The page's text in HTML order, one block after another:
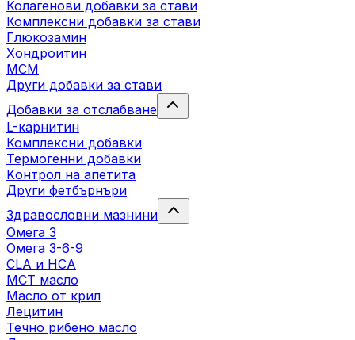
Колагенови добавки за стави
Комплексни добавки за стави
Глюкозамин
Хондроитин
МСМ
Други добавки за стави
Добавки за отслабване
L-карнитин
Комплексни добавки
Термогенни добавки
Kонтрол на апетита
Други фетбърнъри
Здравословни мазнини
Омега 3
Омега 3-6-9
CLA и HCA
МСТ масло
Масло от крил
Лецитин
Течно рибено масло